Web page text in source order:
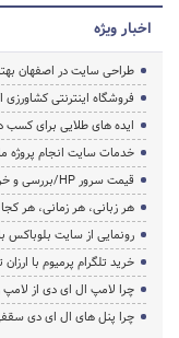
اخبار ویژه
طراحی سایت در اصفهان
فروشگاه اینترنتی کشاورزی
ایده های طلایی برای کسب
خدمات سایت انجام پروژه
قیمت سرور HP/بررسی و خرید سرور اچ پی
هر زبانی، هر زمانی، هر
رونمایی از سایت بلوباکس
خرید تلگرام پرمیوم با
چرا لامپ ال ای دی از
چرا پنل های ال ای دی